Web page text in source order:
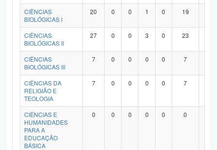
CIÊNCIAS
BIOLÓGICAS I
20 0 0 1 0 19
CIÊNCIAS
BIOLÓGICAS II
27 0 0 3 0 23
CIÊNCIAS
BIOLÓGICAS III
7 0 0 0 0 7
CIÊNCIAS DA
RELIGIÃO E
TEOLOGIA
7 0 0 0 0 7
CIÊNCIAS E
HUMANIDADES
PARA A
EDUCAÇÃO
BÁSICA
0 0 0 0 0 0